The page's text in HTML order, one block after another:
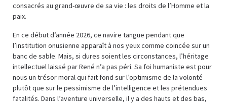
consacrés au grand-œuvre de sa vie : les droits de l’Homme et la
paix.
En ce début d’année 2026, ce navire tangue pendant que
l’institution onusienne apparaît à nos yeux comme coincée sur un
banc de sable. Mais, si dures soient les circonstances, l’héritage
intellectuel laissé par René n’a pas péri. Sa foi humaniste est pour
nous un trésor moral qui fait fond sur l’optimisme de la volonté
plutôt que sur le pessimisme de l’intelligence et les prétendues
fatalités. Dans l’aventure universelle, il y a des hauts et des bas,